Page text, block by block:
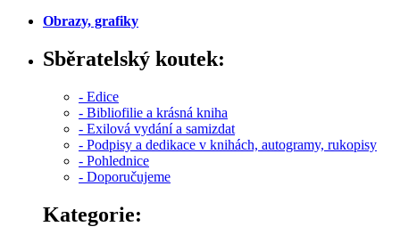
Obrazy, grafiky
Sběratelský koutek:
- Edice
- Bibliofilie a krásná kniha
- Exilová vydání a samizdat
- Podpisy a dedikace v knihách, autogramy, rukopisy
- Pohlednice
- Doporučujeme
Kategorie: